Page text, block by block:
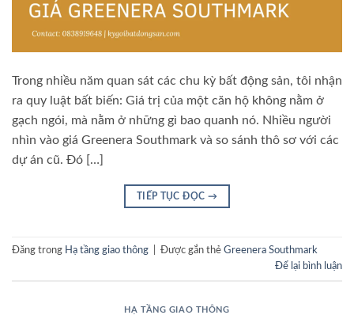
Trong nhiều năm quan sát các chu kỳ bất động sản, tôi nhận
ra quy luật bất biến: Giá trị của một căn hộ không nằm ở
gạch ngói, mà nằm ở những gì bao quanh nó. Nhiều người
nhìn vào giá Greenera Southmark và so sánh thô sơ với các
dự án cũ. Đó […]
TIẾP TỤC ĐỌC →
Đăng trong Hạ tầng giao thông Được gắn thẻ Greenera Southmark
Để lại bình luận
HẠ TẦNG GIAO THÔNG